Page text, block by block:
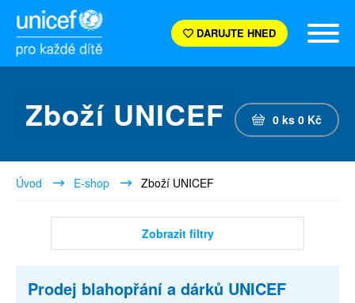
DARUJTE HNED
Zboží UNICEF 0 ks 0 Kč
Úvod E-shop Zboží UNICEF
Zobrazit filtry
Prodej blahopřání a dárků UNICEF